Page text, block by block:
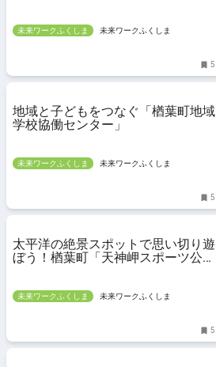
未来ワークふくしま 未来ワークふくしま
5
地域と子どもをつなぐ「楢葉町地域
学校協働センター」
未来ワークふくしま 未来ワークふくしま
5
太平洋の絶景スポットで思い切り遊
ぼう！楢葉町「天神岬スポーツ公
未来ワークふくしま 未来ワークふくしま
5